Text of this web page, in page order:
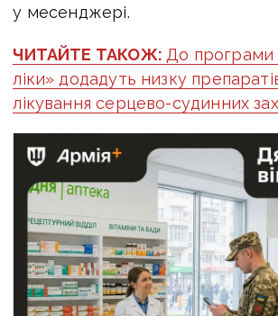
у месенджері.
ЧИТАЙТЕ ТАКОЖ: До програми
ліки» додадуть низку
лікування серцево-судинних